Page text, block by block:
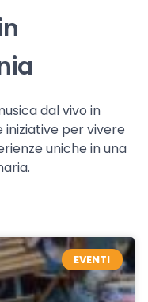
dal vivo in
iniziative per vivere
uniche in una
EVENTI